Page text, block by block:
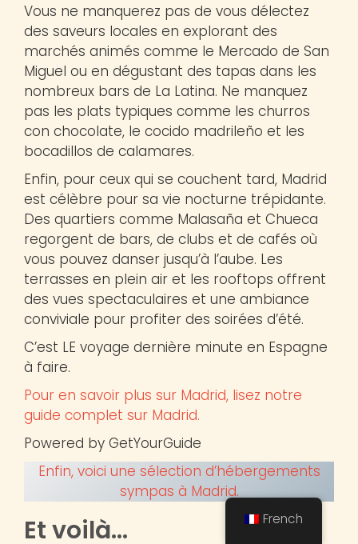
Vous ne manquerez pas de vous délectez
des saveurs locales en explorant des
marchés animés comme le Mercado de San
Miguel ou en dégustant des tapas dans les
nombreux bars de La Latina. Ne manquez
pas les plats typiques comme les churros
con chocolate, le cocido madrileño et les
bocadillos de calamares.
Enfin, pour ceux qui se couchent tard, Madrid
est célèbre pour sa vie nocturne trépidante.
Des quartiers comme Malasaña et Chueca
regorgent de bars, de clubs et de cafés où
vous pouvez danser jusqu’à l’aube. Les
terrasses en plein air et les rooftops offrent
des vues spectaculaires et une ambiance
conviviale pour profiter des soirées d’été.
C’est LE voyage dernière minute en Espagne
à faire.
Pour en savoir plus sur Madrid, lisez notre
guide complet sur Madrid.
Powered by GetYourGuide
Enfin, voici une sélection d’hébergements
sympas à Madrid.
Et voilà… French